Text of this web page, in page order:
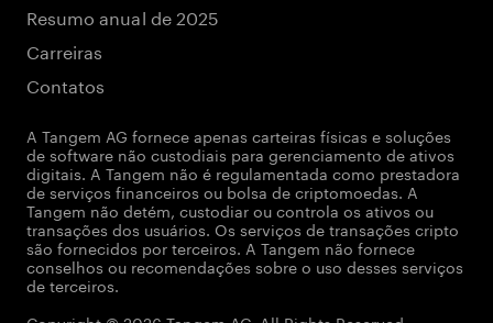
Resumo anual de 2025
Carreiras
Contatos
A Tangem AG fornece apenas carteiras físicas e soluções
de software não custodiais para gerenciamento de ativos
digitais. A Tangem não é regulamentada como prestadora
de serviços financeiros ou bolsa de criptomoedas. A
Tangem não detém, custodiar ou controla os ativos ou
transações dos usuários. Os serviços de transações cripto
são fornecidos por terceiros. A Tangem não fornece
conselhos ou recomendações sobre o uso desses serviços
de terceiros.